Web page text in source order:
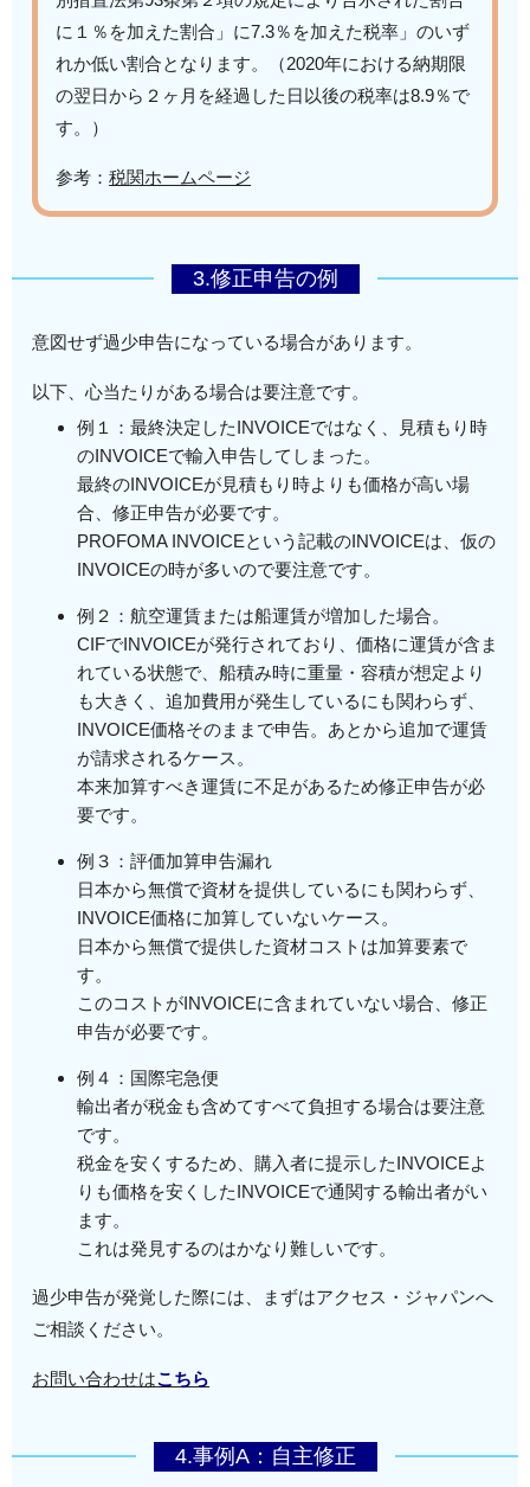
に１％を加えた割合」に7.3％を加えた税率」のいず
れか低い割合となります。（2020年における納期限
の翌日から２ヶ月を経過した日以後の税率は8.9％で
す。）
参考：税関ホームページ
3.修正申告の例
意図せず過少申告になっている場合があります。
以下、心当たりがある場合は要注意です。
例１：最終決定したINVOICEではなく、見積もり時
のINVOICEで輸入申告してしまった。
最終のINVOICEが見積もり時よりも価格が高い場
合、修正申告が必要です。
PROFOMA INVOICEという記載のINVOICEは、仮の
INVOICEの時が多いので要注意です。
例２：航空運賃または船運賃が増加した場合。
CIFでINVOICEが発行されており、価格に運賃が含ま
れている状態で、船積み時に重量・容積が想定より
も大きく、追加費用が発生しているにも関わらず、
INVOICE価格そのままで申告。あとから追加で運賃
が請求されるケース。
本来加算すべき運賃に不足があるため修正申告が必
要です。
例３：評価加算申告漏れ
日本から無償で資材を提供しているにも関わらず、
INVOICE価格に加算していないケース。
日本から無償で提供した資材コストは加算要素で
す。
このコストがINVOICEに含まれていない場合、修正
申告が必要です。
例４：国際宅急便
輸出者が税金も含めてすべて負担する場合は要注意
です。
税金を安くするため、購入者に提示したINVOICEよ
りも価格を安くしたINVOICEで通関する輸出者がい
ます。
これは発見するのはかなり難しいです。
過少申告が発覚した際には、まずはアクセス・ジャパンへ
ご相談ください。
お問い合わせはこちら
4.事例A：自主修正